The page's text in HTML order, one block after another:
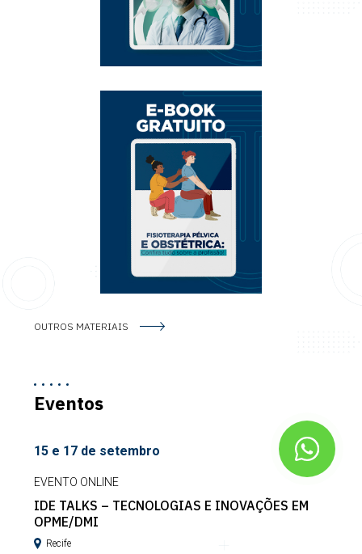
OUTROS MATERIAIS
Eventos
15 e 17 de setembro
EVENTO ONLINE
IDE TALKS – TECNOLOGIAS E INOVAÇÕES EM
OPME/DMI
Recife